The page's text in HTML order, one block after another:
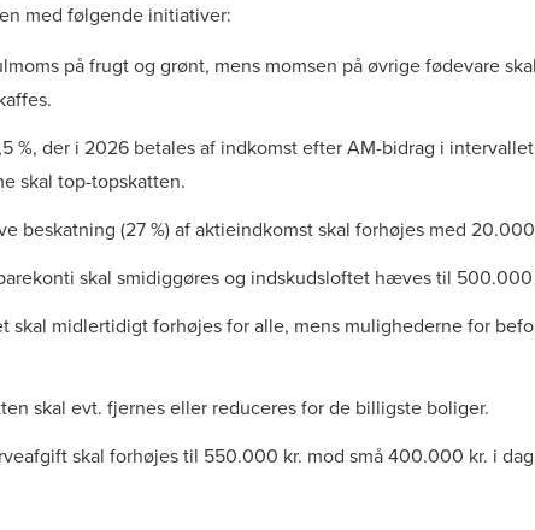
med følgende initiativer:
på frugt og grønt, mens momsen på øvrige fødevare
%, der i 2026 betales af indkomst efter AM-bidrag i
skal top-topskatten.
beskatning (27 %) af aktieindkomst skal forhøjes med
skal smidiggøres og indskudsloftet hæves til 500.000
skal midlertidigt forhøjes for alle, mens mulighederne for
skal evt. fjernes eller reduceres for de billigste boliger.
skal forhøjes til 550.000 kr. mod små 400.000 kr. i